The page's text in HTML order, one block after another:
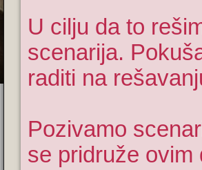
U cilju da to
scenarija.
raditi na
Pozivamo
se pridruže ovim